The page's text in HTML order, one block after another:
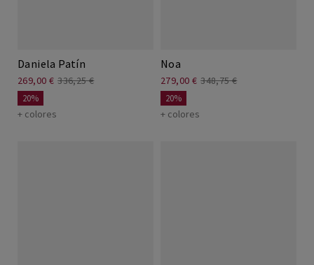
Daniela Patín
269,00 € 336,25 €
20%
+ colores
Noa
279,00 € 348,75 €
20%
+ colores